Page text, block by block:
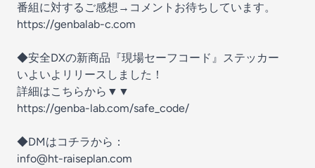
番組に対するご感想→コメントお待ちしています。
https://genbalab-c.com
◆安全DXの新商品『現場セーフコード』ステッカー
いよいよリリースしました！
詳細はこちらから▼▼
https://genba-lab.com/safe_code/
◆DMはコチラから：
info@ht-raiseplan.com